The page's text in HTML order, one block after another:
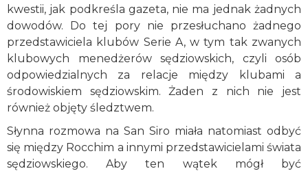
kwestii, jak podkreśla gazeta, nie ma jednak żadnych
dowodów. Do tej pory nie przesłuchano żadnego
przedstawiciela klubów Serie A, w tym tak zwanych
klubowych menedżerów sędziowskich, czyli osób
odpowiedzialnych za relacje między klubami a
środowiskiem sędziowskim. Żaden z nich nie jest
również objęty śledztwem.
Słynna rozmowa na San Siro miała natomiast odbyć
się między Rocchim a innymi przedstawicielami świata
sędziowskiego. Aby ten wątek mógł być